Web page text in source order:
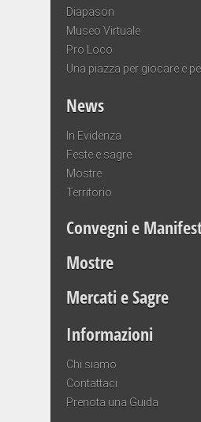
Diapason
Museo Virtuale
Pro Loco
Una piazza per giocare e
News
In Evidenza
Feste e sagre
Mostre
Territorio
Convegni e
Mostre
Mercati e Sagre
Informazioni
Chi siamo
Contattaci
Prenota una Guida